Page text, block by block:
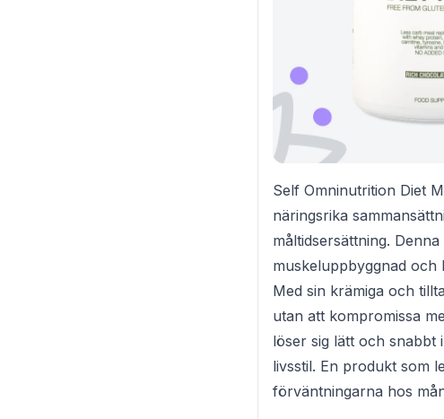
Self Omninutrition Diet
näringsrika
måltidsersättning.
muskeluppbyggnad och
Med sin krämiga och
utan att kompromissa
löser sig lätt och snabbt
livsstil. En produkt som
förväntningarna hos